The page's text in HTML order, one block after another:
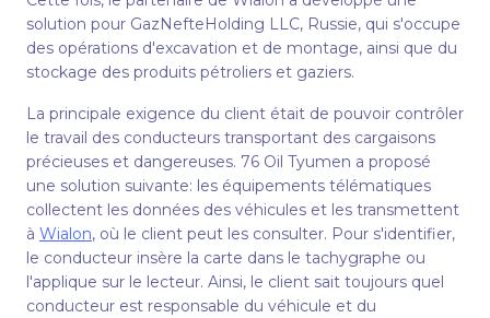
solution pour GazNefteHolding LLC, Russie, qui s'occupe
des opérations d'excavation et de montage, ainsi que du
stockage des produits pétroliers et gaziers.
La principale exigence du client était de pouvoir contrôler
le travail des conducteurs transportant des cargaisons
précieuses et dangereuses. 76 Oil Tyumen a proposé
une solution suivante: les équipements télématiques
collectent les données des véhicules et les transmettent
à Wialon, où le client peut les consulter. Pour s'identifier,
le conducteur insère la carte dans le tachygraphe ou
l'applique sur le lecteur. Ainsi, le client sait toujours quel
conducteur est responsable du véhicule et du